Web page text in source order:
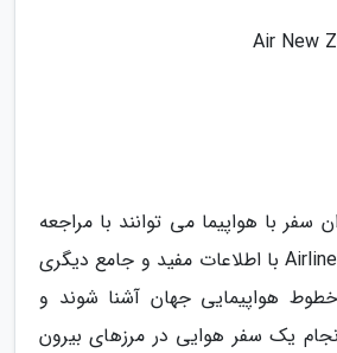
سفر با هواپیما می توانند با مراجعه
به وبسایت AirlineRatings با اطلاعات مفید و جامع دیگری
هواپیمایی جهان آشنا شوند و
یک سفر هوایی در مرزهای بیرون